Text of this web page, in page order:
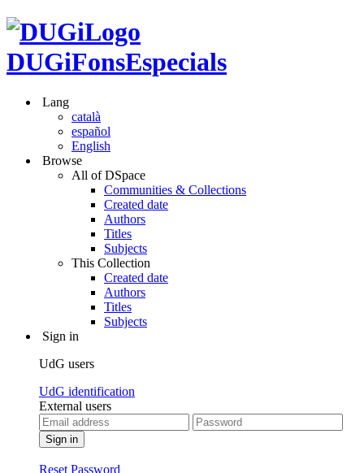
DUGiFonsEspecials
Lang
català
español
English
Browse
All of DSpace
Communities & Collections
Created date
Authors
Titles
Subjects
This Collection
Created date
Authors
Titles
Subjects
Sign in
UdG users
UdG identification
External users
Reset Password